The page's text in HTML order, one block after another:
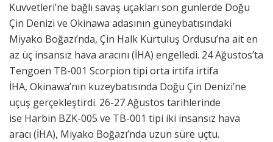
Kuvvetleri’ne bağlı savaş uçakları son günlerde Doğu
Çin Denizi ve Okinawa adasının güneybatısındaki
Miyako Boğazı’nda, Çin Halk Kurtuluş Ordusu’na ait en
az üç insansız hava aracını (İHA) engelledi. 24 Ağustos’ta
Tengoen TB-001 Scorpion tipi orta irtifa irtifa
İHA, Okinawa’nın kuzeybatısında Doğu Çin Denizi’ne
uçuş gerçekleştirdi. 26-27 Ağustos tarihlerinde
ise Harbin BZK-005 ve TB-001 tipi iki insansız hava
aracı (İHA), Miyako Boğazı’nda uzun süre uçtu.